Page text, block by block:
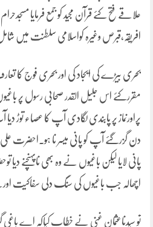
علاقے فتح کئے قرآن مجید کو جمع فرمایا
افریقہ،قبرص وغیرہ کواسلامی سلطنت میں شامل
بحری بیڑے کی ایجاد کی اور بحری فوج کا
مقررکئے اس جلیل القدر صحابی رسول پر
پراورنماز پر پابندی لگادی آپ کا عصاء توڑ دیا
دن گزرگئے آپ کو پانی میسر نا ہو۔احضرت
پانی لایا لیکن باغیوں نے وہ بھی ناپہنچنے دیا
اچھالہ جب باغیوں کی سنگ دلی سفاکیت
تو سیدناعثمان غنی نے خطاب کیاکہ اے باغی